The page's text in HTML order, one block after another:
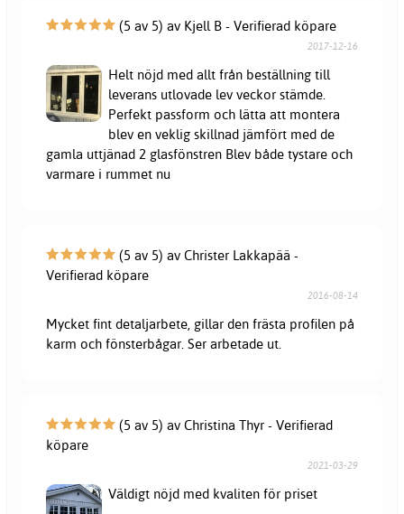
(5 av 5) av Kjell B - Verifierad köpare
2017-12-16
Helt nöjd med allt från beställning till
leverans utlovade lev veckor stämde.
Perfekt passform och lätta att montera
blev en veklig skillnad jämfört med de
gamla uttjänad 2 glasfönstren Blev både tystare och
varmare i rummet nu
(5 av 5) av Christer Lakkapää -
Verifierad köpare
2016-08-14
Mycket fint detaljarbete, gillar den frästa profilen på
karm och fönsterbågar. Ser arbetade ut.
(5 av 5) av Christina Thyr - Verifierad
köpare
2021-03-29
Väldigt nöjd med kvaliten för priset